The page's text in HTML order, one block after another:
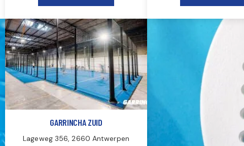
GARRINCHA ZUID
Lageweg 356, 2660 Antwerpen